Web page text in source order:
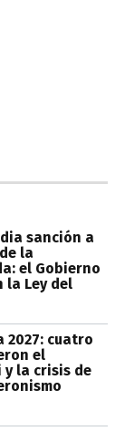
sanción a
la
el Gobierno
la Ley del
2027: cuatro
el
y la crisis de